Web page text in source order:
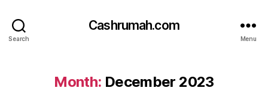
Search
Cashrumah.com
Menu
Month: December 2023